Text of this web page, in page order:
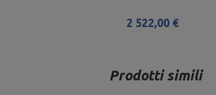
2 522,00 €
Prodotti simili